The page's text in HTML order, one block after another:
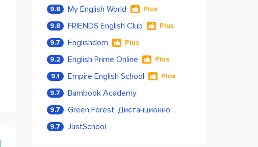
9.8 My English World Plus
9.8 FRIENDS English Club Plus
9.7 Englishdom Plus
9.2 English Prime Online Plus
9.1 Empire English School Plus
9.7 Bambook Academy
9.7 Green Forest. Дистанционное обучение
9.7 JustSchool